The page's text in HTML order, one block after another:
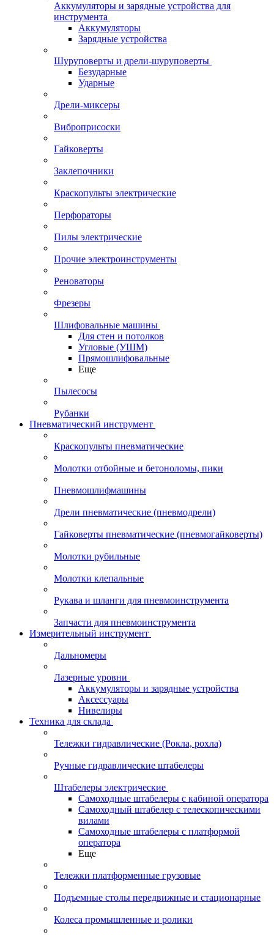
Аккумуляторы и зарядные устройства для
инструмента
Аккумуляторы
Зарядные устройства
Шуруповерты и дрели-шуруповерты
Безударные
Ударные
Дрели-миксеры
Виброприсоски
Гайковерты
Заклепочники
Краскопульты электрические
Перфораторы
Пилы электрические
Прочие электроинструменты
Реноваторы
Фрезеры
Шлифовальные машины
Для стен и потолков
Угловые (УШМ)
Прямошлифовальные
Еще
Пылесосы
Рубанки
Пневматический инструмент
Краскопульты пневматические
Молотки отбойные и бетоноломы, пики
Пневмошлифмашины
Дрели пневматические (пневмодрели)
Гайковерты пневматические (пневмогайковерты)
Молотки рубильные
Молотки клепальные
Рукава и шланги для пневмоинструмента
Запчасти для пневмоинструмента
Измерительный инструмент
Дальномеры
Лазерные уровни
Аккумуляторы и зарядные устройства
Аксессуары
Нивелиры
Техника для склада
Тележки гидравлические (Рокла, рохла)
Ручные гидравлические штабелеры
Штабелеры электрические
Самоходные штабелеры с кабиной оператора
Самоходный штабелер с телескопическими
вилами
Самоходные штабелеры с платформой
оператора
Еще
Тележки платформенные грузовые
Подъемные столы передвижные и стационарные
Колеса промышленные и ролики